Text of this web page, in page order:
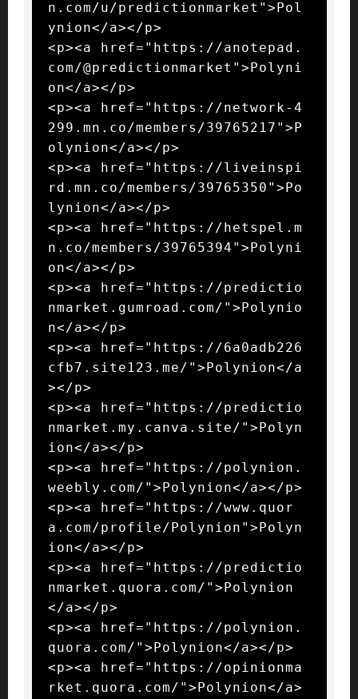
n.com/u/predictionmarket">Pol
ynion</a></p>
<p><a href="https://anotepad.
com/@predictionmarket">Polyni
on</a></p>
<p><a href="https://network-4
299.mn.co/members/39765217">P
olynion</a></p>
<p><a href="https://liveinspi
rd.mn.co/members/39765350">Po
lynion</a></p>
<p><a href="https://hetspel.m
n.co/members/39765394">Polyni
on</a></p>
<p><a href="https://predictio
nmarket.gumroad.com/">Polynio
n</a></p>
<p><a href="https://6a0adb226
cfb7.site123.me/">Polynion</a
></p>
<p><a href="https://predictio
nmarket.my.canva.site/">Polyn
ion</a></p>
<p><a href="https://polynion.
weebly.com/">Polynion</a></p>
<p><a href="https://www.quor
a.com/profile/Polynion">Polyn
ion</a></p>
<p><a href="https://predictio
nmarket.quora.com/">Polynion
</a></p>
<p><a href="https://polynion.
quora.com/">Polynion</a></p>
<p><a href="https://opinionma
rket.quora.com/">Polynion</a>